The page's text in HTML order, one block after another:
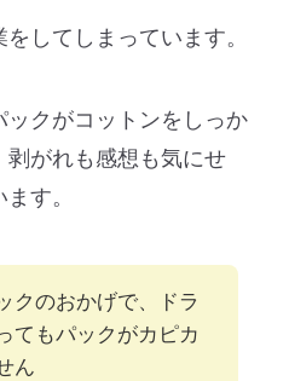
してしまっています。
クがコットンをしっか
剥がれも感想も気にせ
す。
クのおかげで、ドラ
てもパックがカピカ
ん